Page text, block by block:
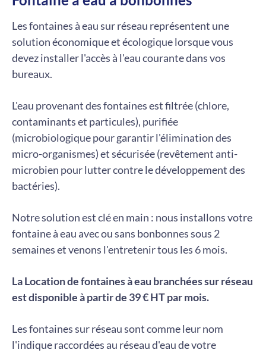
Les fontaines à eau sur réseau représentent une
solution économique et écologique lorsque vous
devez installer l'accès à l'eau courante dans vos
bureaux.
L'eau provenant des fontaines est filtrée (chlore,
contaminants et particules), purifiée
(microbiologique pour garantir l'élimination des
micro-organismes) et sécurisée (revêtement anti-
microbien pour lutter contre le développement des
bactéries).
Notre solution est clé en main : nous installons votre
fontaine à eau avec ou sans bonbonnes sous 2
semaines et venons l'entretenir tous les 6 mois.
La Location de fontaines à eau branchées sur réseau
est disponible à partir de 39 € HT par mois.
Les fontaines sur réseau sont comme leur nom
l'indique raccordées au réseau d'eau de votre